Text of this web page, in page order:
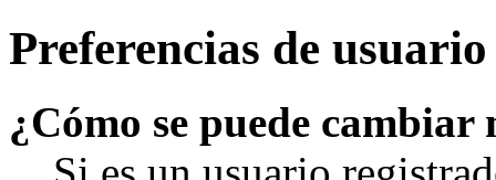
Preferencias de
¿Cómo se puede